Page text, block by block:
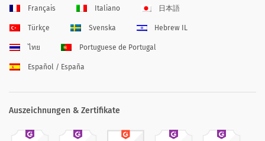
Français Italiano 日本語
Türkçe Svenska Hebrew IL
ไทย Portuguese de Portugal
Español / España
Auszeichnungen & Zertifikate